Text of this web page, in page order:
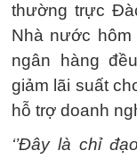
thường trực
Nhà nước
ngân hàng
giảm lãi suất
hỗ trợ doanh
‘’Đây là chỉ